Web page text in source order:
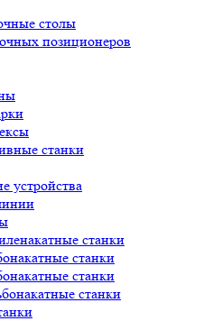
столы
позиционеров
станки
устройства
станки
станки
станки
станки